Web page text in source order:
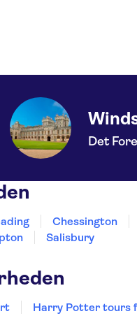
Det
Chessington
Salisbury
Harry Potter tours